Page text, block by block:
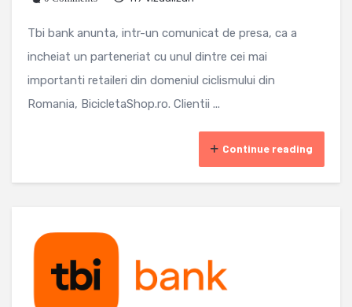
Tbi bank anunta, intr-un comunicat de presa, ca a
incheiat un parteneriat cu unul dintre cei mai
importanti retaileri din domeniul ciclismului din
Romania, BicicletaShop.ro. Clientii ...
Continue reading